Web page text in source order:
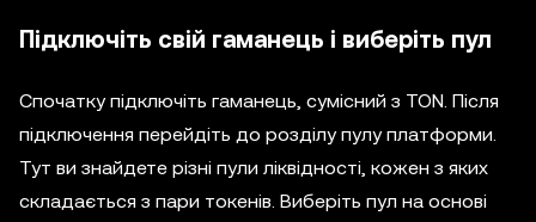
Підключіть свій гаманець і виберіть пул
Спочатку підключіть гаманець, сумісний з TON. Після
підключення перейдіть до розділу пулу платформи.
Тут ви знайдете різні пули ліквідності, кожен з яких
складається з пари токенів. Виберіть пул на основі